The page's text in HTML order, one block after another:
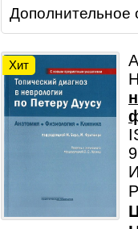
Дополнительное
Хит